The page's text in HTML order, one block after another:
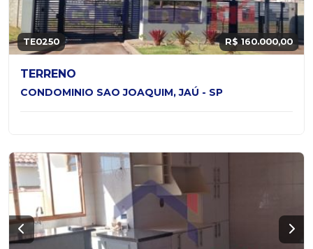
TE0250 R$ 160.000,00
TERRENO
CONDOMINIO SAO JOAQUIM, JAÚ - SP